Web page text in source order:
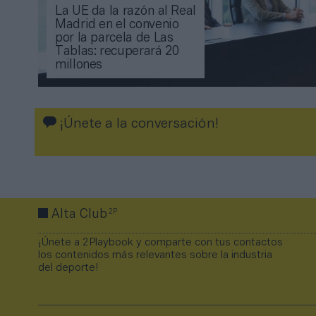
La UE da la razón al Real
Madrid en el convenio
por la parcela de Las
Tablas: recuperará 20
millones
¡Únete a la conversación!
Alta Club2P
¡Únete a 2Playbook y comparte con tus contactos
los contenidos más relevantes sobre la industria
del deporte!